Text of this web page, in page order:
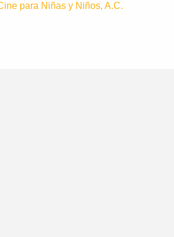
para Niñas y Niños, A.C.